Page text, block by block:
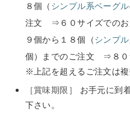
８個（ シンプル系ベーグル
注文
⇒６０サイズでのお
９個から１８個（シンプ
個）までのご注文 ⇒８０
※上記を超えるご注文は複
［賞味期限］
お手元に到
下さい。